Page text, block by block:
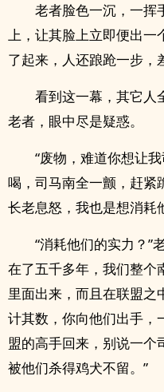
老者脸色一沉，一挥
上，让其脸上立即便出一
了起来，人还踉跄一步，
看到这一幕，其它人
老者，眼中尽是疑惑。
“废物，难道你想让
喝，司马南全一颤，赶紧
长老息怒，我也是想消耗
“消耗他们的实力？”
在了五千多年，我们整个
里面出来，而且在联盟之
计其数，你向他们出手，
盟的高手回来，别说一个
被他们杀得鸡犬不留。”